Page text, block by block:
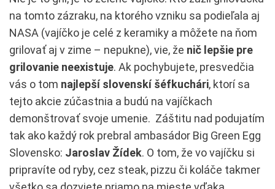
na tomto zázraku, na ktorého vzniku sa podieľala aj
NASA (vajíčko je celé z keramiky a môžete na ňom
grilovať aj v zime – nepukne), vie, že nič lepšie pre
grilovanie neexistuje. Ak pochybujete, presvedčia
vás o tom najlepší slovenskí šéfkuchári, ktorí sa
tejto akcie zúčastnia a budú na vajíčkach
demonštrovať svoje umenie. Záštitu nad podujatím
tak ako každý rok prebral ambasádor Big Green Egg
Slovensko: Jaroslav Žídek. O tom, že vo vajíčku si
pripravíte od ryby, cez steak, pizzu či koláče takmer